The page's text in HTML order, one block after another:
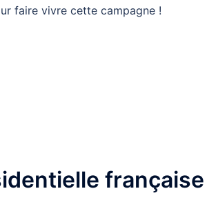
faire vivre cette campagne !
française